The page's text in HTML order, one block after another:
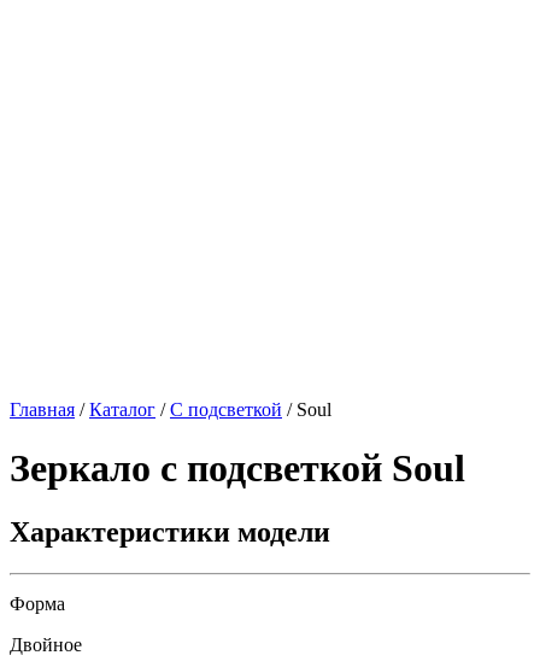
Главная /Каталог /С подсветкой / Soul
Зеркало с подсветкой Soul
Характеристики модели
Форма
Двойное